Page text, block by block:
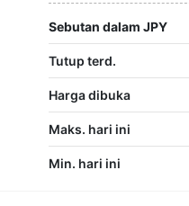
Sebutan dalam JPY
Tutup terd.
Harga dibuka
Maks. hari ini
Min. hari ini